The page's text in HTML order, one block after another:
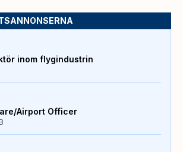
inom flygindustrin
Airport Officer